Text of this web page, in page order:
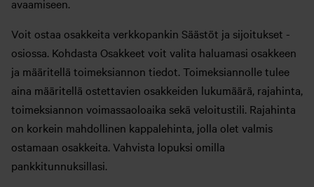
avaamiseen.
Voit ostaa osakkeita verkkopankin Säästöt ja sijoitukset -
osiossa. Kohdasta Osakkeet voit valita haluamasi osakkeen
ja määritellä toimeksiannon tiedot. Toimeksiannolle tulee
aina määritellä ostettavien osakkeiden lukumäärä, rajahinta,
toimeksiannon voimassaoloaika sekä veloitustili. Rajahinta
on korkein mahdollinen kappalehinta, jolla olet valmis
ostamaan osakkeita. Vahvista lopuksi omilla
pankkitunnuksillasi.